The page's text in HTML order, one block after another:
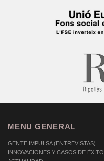
MENU GENERAL
GENTE IMPULSA (ENTREVISTAS)
INNOVACIONES Y CASOS DE ÉXITO